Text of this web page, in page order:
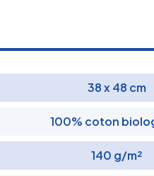
38 x 48 cm
100% coton
140 g/m²